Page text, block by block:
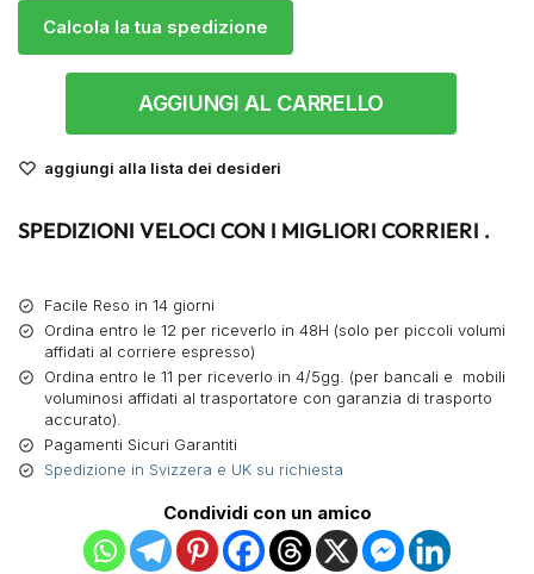
Calcola la tua spedizione
AGGIUNGI AL CARRELLO
aggiungi alla lista dei desideri
SPEDIZIONI VELOCI CON I MIGLIORI CORRIERI .
Facile Reso in 14 giorni
Ordina entro le 12 per riceverlo in 48H (solo per piccoli volumi
affidati al corriere espresso)
Ordina entro le 11 per riceverlo in 4/5gg. (per bancali e mobili
voluminosi affidati al trasportatore con garanzia di trasporto
accurato).
Pagamenti Sicuri Garantiti
Spedizione in Svizzera e UK su richiesta
Condividi con un amico